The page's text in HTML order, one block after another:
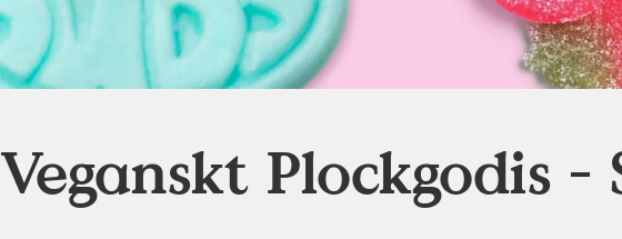
Veganskt Plockgodis -